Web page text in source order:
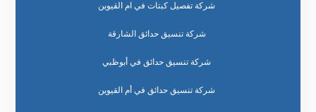
شركة تفصيل كبتات في ام القيوين
شركة تنسيق حدائق الشارقة
شركة تنسيق حدائق في أبوظبي
شركة تنسيق حدائق في أم القيوين